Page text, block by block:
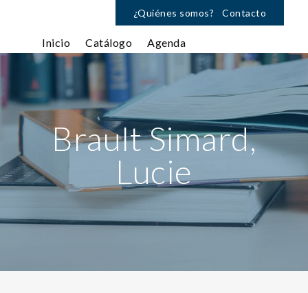
¿Quiénes somos? Contacto
Inicio Catálogo Agenda
Brault Simard,
Lucie